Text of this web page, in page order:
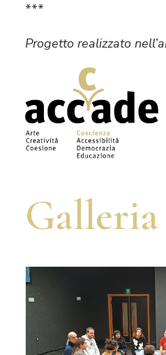
***
Progetto realizzato